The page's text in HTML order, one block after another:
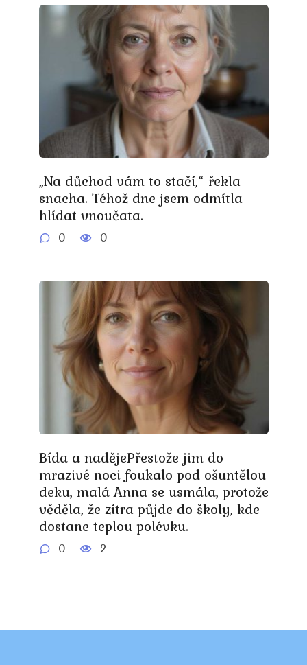
„Na důchod vám to stačí,“ řekla
snacha. Téhož dne jsem odmítla
hlídat vnoučata.
0 0
Bída a nadějePřestože jim do
mrazivé noci foukalo pod ošuntělou
deku, malá Anna se usmála, protože
věděla, že zítra půjde do školy, kde
dostane teplou polévku.
0 2